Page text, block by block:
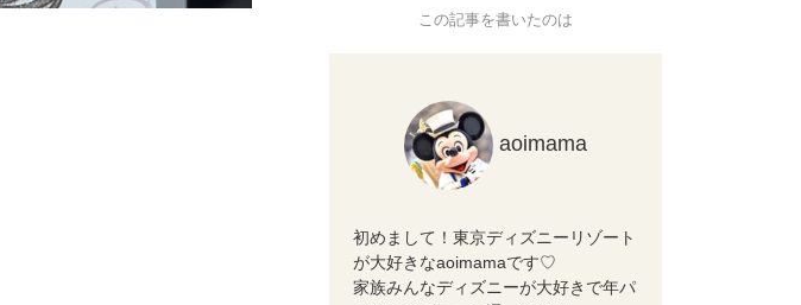
この記事を書いたのは
aoimama
初めまして！東京ディズニーリゾート
が大好きなaoimamaです♡
家族みんなディズニーが大好きで年パ